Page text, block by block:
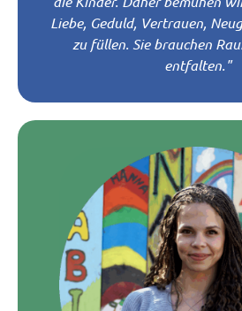
Liebe, Geduld, Vertrauen,
zu füllen. Sie brauchen
entfalten."